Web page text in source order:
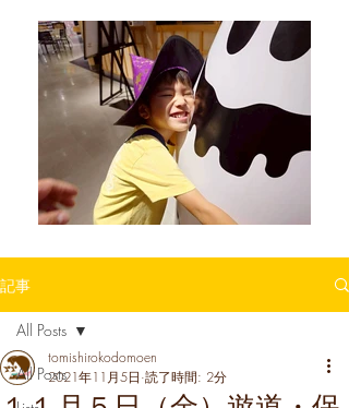
記事
All Posts
All Posts
tomishirokodomoen
2021年11月5日 読了時間: 2分